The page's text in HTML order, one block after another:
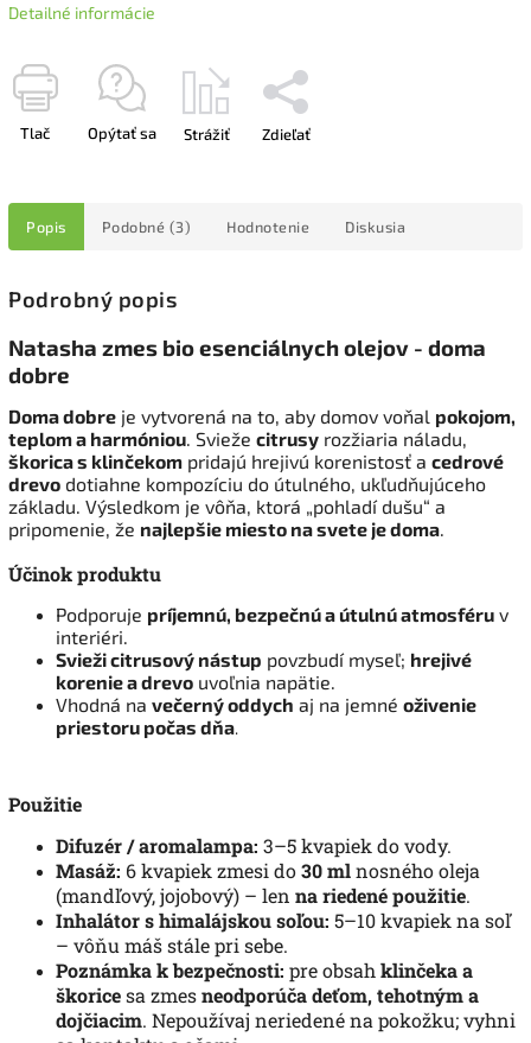
Detailné informácie
Tlač Opýtať sa Strážiť Zdieľať
Popis Podobné (3) Hodnotenie Diskusia
Podrobný popis
Natasha zmes bio esenciálnych olejov - doma
dobre
Doma dobre je vytvorená na to, aby domov voňal pokojom,
teplom a harmóniou. Svieže citrusy rozžiaria náladu,
škorica s klinčekom pridajú hrejivú korenistosť a cedrové
drevo dotiahne kompozíciu do útulného, ukľudňujúceho
základu. Výsledkom je vôňa, ktorá „pohladí dušu“ a
pripomenie, že najlepšie miesto na svete je doma.
Účinok produktu
Podporuje príjemnú, bezpečnú a útulnú atmosféru v
interiéri.
Svieži citrusový nástup povzbudí myseľ; hrejivé
korenie a drevo uvoľnia napätie.
Vhodná na večerný oddych aj na jemné oživenie
priestoru počas dňa.
Použitie
Difuzér / aromalampa: 3–5 kvapiek do vody.
Masáž: 6 kvapiek zmesi do30 mlnosného oleja
(mandľový, jojobový) – len na riedené použitie.
Inhalátor s himalájskou soľou: 5–10 kvapiek na soľ
– vôňu máš stále pri sebe.
Poznámka k bezpečnosti: pre obsah klinčeka a
škoricesa zmesneodporúča deťom, tehotným a
dojčiacim. Nepoužívaj neriedené na pokožku; vyhni